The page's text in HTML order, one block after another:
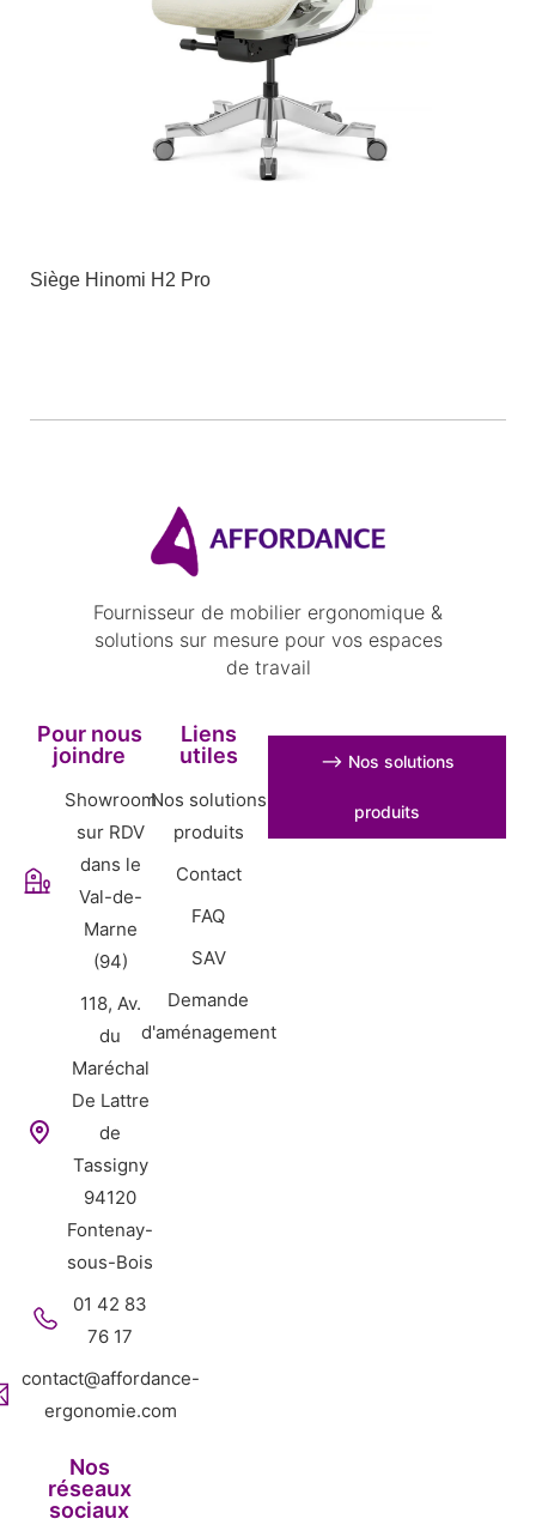
Siège Hinomi H2 Pro
Fournisseur de mobilier ergonomique &
solutions sur mesure pour vos espaces
de travail
Pour nous
joindre
Showroom
sur RDV
dans le
Val-de-
Marne
(94)
118, Av.
du
Maréchal
De Lattre
de
Tassigny
94120
Fontenay-
sous-Bois
01 42 83
76 17
contact@affordance-
ergonomie.com
Nos
réseaux
sociaux
Liens
utiles
Nos solutions
produits
Contact
FAQ
SAV
Demande
d'aménagement
⟶ Nos solutions
produits